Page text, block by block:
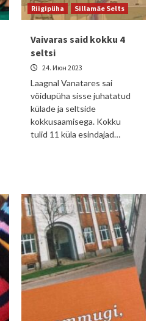
Riigipüha
Sillamäe Selts
Vaivaras said kokku 4
seltsi
24. Июн 2023
Laagnal Vanatares sai
võidupüha sisse juhatatud
külade ja seltside
kokkusaamisega. Kokku
tulid 11 küla esindajad…